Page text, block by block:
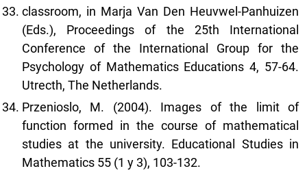
classroom, in Marja Van Den Heuvwel-Panhuizen
(Eds.), Proceedings of the 25th International
Conference of the International Group for the
Psychology of Mathematics Educations 4, 57-64.
Utrecth, The Netherlands.
Przenioslo, M. (2004). Images of the limit of
function formed in the course of mathematical
studies at the university. Educational Studies in
Mathematics 55 (1 y 3), 103-132.